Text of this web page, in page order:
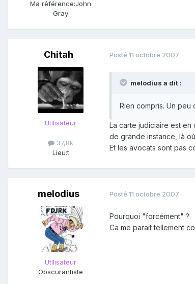
Ma référence:John
Gray
Chitah
Utilisateur
37,8k
Lieu:t
Posté 11 octobre 2007
melodius a dit :
Rien compris. Un
La carte judiciaire est
de grande instance, là
Et les avocats sont pas
melodius
Utilisateur
Obscurantiste
Posté 11 octobre 2007
Pourquoi "forcément" ?
Ca me parait tellement